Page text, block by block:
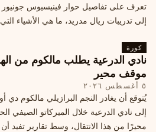
تعرف على تفاصيل حوار فينيسيوس جونيور
إلى تدريبات ريال مدريد، ما هي الأشياء
كورة
نادي الدرعية يطلب مالكوم من
موقف محير
٥ أغسطس ٢٠٢٦
يُتوقع أن يغادر النجم البرازيلي مالكوم دي
إلى نادي الدرعية خلال الميركاتو الصيفي
محيرًا من هذا الانتقال، وسط تقارير تفيد